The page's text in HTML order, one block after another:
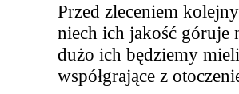
Przed zleceniem
niech ich jakość góruje
dużo ich będziemy
współgrające z